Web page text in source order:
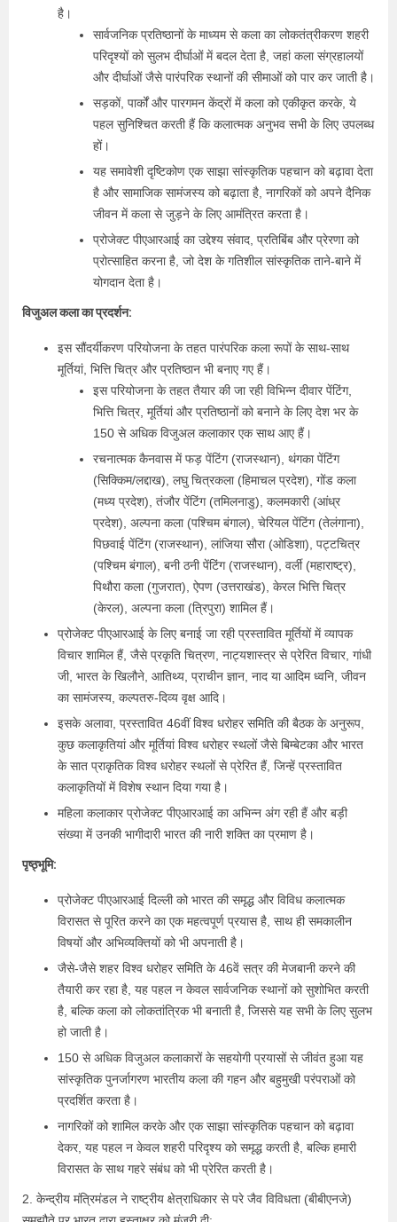
है।
सार्वजनिक प्रतिष्ठानों के माध्यम से कला का लोकतंत्रीकरण शहरी
परिदृश्यों को सुलभ दीर्घाओं में बदल देता है, जहां कला संग्रहालयों
और दीर्घाओं जैसे पारंपरिक स्थानों की सीमाओं को पार कर जाती है।
सड़कों, पार्कों और पारगमन केंद्रों में कला को एकीकृत करके, ये
पहल सुनिश्चित करती हैं कि कलात्मक अनुभव सभी के लिए उपलब्ध
हों।
यह समावेशी दृष्टिकोण एक साझा सांस्कृतिक पहचान को बढ़ावा देता
है और सामाजिक सामंजस्य को बढ़ाता है, नागरिकों को अपने दैनिक
जीवन में कला से जुड़ने के लिए आमंत्रित करता है।
प्रोजेक्ट पीएआरआई का उद्देश्य संवाद, प्रतिबिंब और प्रेरणा को
प्रोत्साहित करना है, जो देश के गतिशील सांस्कृतिक ताने-बाने में
योगदान देता है।
विजुअल कला का प्रदर्शन:
इस सौंदर्यीकरण परियोजना के तहत पारंपरिक कला रूपों के साथ-साथ
मूर्तियां, भित्ति चित्र और प्रतिष्ठान भी बनाए गए हैं।
इस परियोजना के तहत तैयार की जा रही विभिन्न दीवार पेंटिंग,
भित्ति चित्र, मूर्तियां और प्रतिष्ठानों को बनाने के लिए देश भर के
150 से अधिक विजुअल कलाकार एक साथ आए हैं।
रचनात्मक कैनवास में फड़ पेंटिंग (राजस्थान), थंगका पेंटिंग
(सिक्किम/लद्दाख), लघु चित्रकला (हिमाचल प्रदेश), गोंड कला
(मध्य प्रदेश), तंजौर पेंटिंग (तमिलनाडु), कलमकारी (आंध्र
प्रदेश), अल्पना कला (पश्चिम बंगाल), चेरियल पेंटिंग (तेलंगाना),
पिछवाई पेंटिंग (राजस्थान), लांजिया सौरा (ओडिशा), पट्टचित्र
(पश्चिम बंगाल), बनी ठनी पेंटिंग (राजस्थान), वर्ली (महाराष्ट्र),
पिथौरा कला (गुजरात), ऐपण (उत्तराखंड), केरल भित्ति चित्र
(केरल), अल्पना कला (त्रिपुरा) शामिल हैं।
प्रोजेक्ट पीएआरआई के लिए बनाई जा रही प्रस्तावित मूर्तियों में व्यापक
विचार शामिल हैं, जैसे प्रकृति चित्रण, नाट्यशास्त्र से प्रेरित विचार, गांधी
जी, भारत के खिलौने, आतिथ्य, प्राचीन ज्ञान, नाद या आदिम ध्वनि, जीवन
का सामंजस्य, कल्पतरु-दिव्य वृक्ष आदि।
इसके अलावा, प्रस्तावित 46वीं विश्व धरोहर समिति की बैठक के अनुरूप,
कुछ कलाकृतियां और मूर्तियां विश्व धरोहर स्थलों जैसे बिम्बेटका और भारत
के सात प्राकृतिक विश्व धरोहर स्थलों से प्रेरित हैं, जिन्हें प्रस्तावित
कलाकृतियों में विशेष स्थान दिया गया है।
महिला कलाकार प्रोजेक्ट पीएआरआई का अभिन्न अंग रही हैं और बड़ी
संख्या में उनकी भागीदारी भारत की नारी शक्ति का प्रमाण है।
पृष्ठ्भूमि:
प्रोजेक्ट पीएआरआई दिल्ली को भारत की समृद्ध और विविध कलात्मक
विरासत से पूरित करने का एक महत्वपूर्ण प्रयास है, साथ ही समकालीन
विषयों और अभिव्यक्तियों को भी अपनाती है।
जैसे-जैसे शहर विश्व धरोहर समिति के 46वें सत्र की मेजबानी करने की
तैयारी कर रहा है, यह पहल न केवल सार्वजनिक स्थानों को सुशोभित करती
है, बल्कि कला को लोकतांत्रिक भी बनाती है, जिससे यह सभी के लिए सुलभ
हो जाती है।
150 से अधिक विजुअल कलाकारों के सहयोगी प्रयासों से जीवंत हुआ यह
सांस्कृतिक पुनर्जागरण भारतीय कला की गहन और बहुमुखी परंपराओं को
प्रदर्शित करता है।
नागरिकों को शामिल करके और एक साझा सांस्कृतिक पहचान को बढ़ावा
देकर, यह पहल न केवल शहरी परिदृश्य को समृद्ध करती है, बल्कि हमारी
विरासत के साथ गहरे संबंध को भी प्रेरित करती है।
2. केन्‍द्रीय मंत्रिमंडल ने राष्ट्रीय क्षेत्राधिकार से परे जैव विविधता (बीबीएनजे)